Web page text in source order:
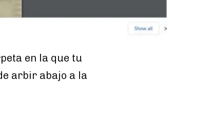
en la que tu
arbir abajo a la